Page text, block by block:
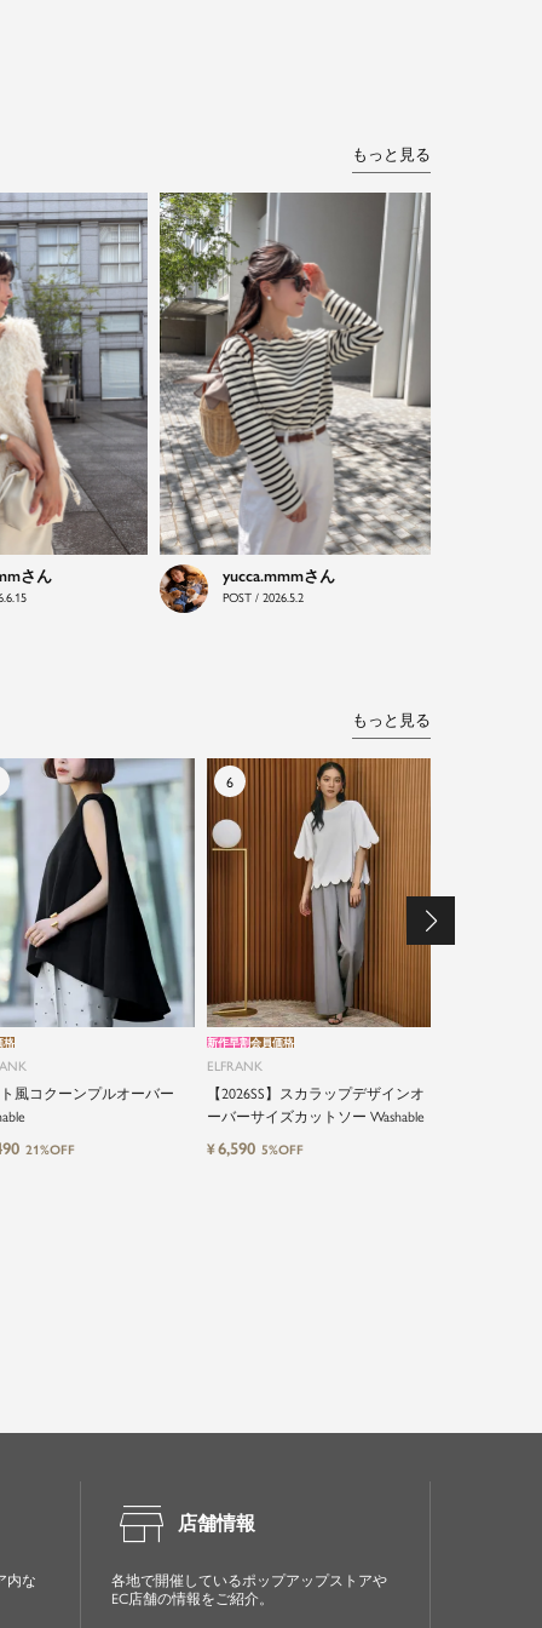
もっと見る
yucca.mmm
POST / 2026.5.2
もっと見る
風コクーンプルオーバー
格
21%OFF
ELFRANK
【2026SS】スカラップデザインオ
ーバーサイズカットソー Washable
新作早割会員価格
¥6,590 5%OFF
内な
store 店舗情報
各地で開催しているポップアップストアや
EC店舗の情報をご紹介。